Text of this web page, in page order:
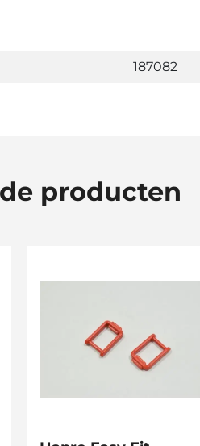
187082
producten